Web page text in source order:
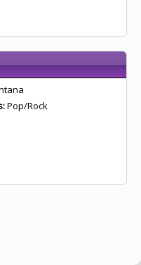
Pop/Rock